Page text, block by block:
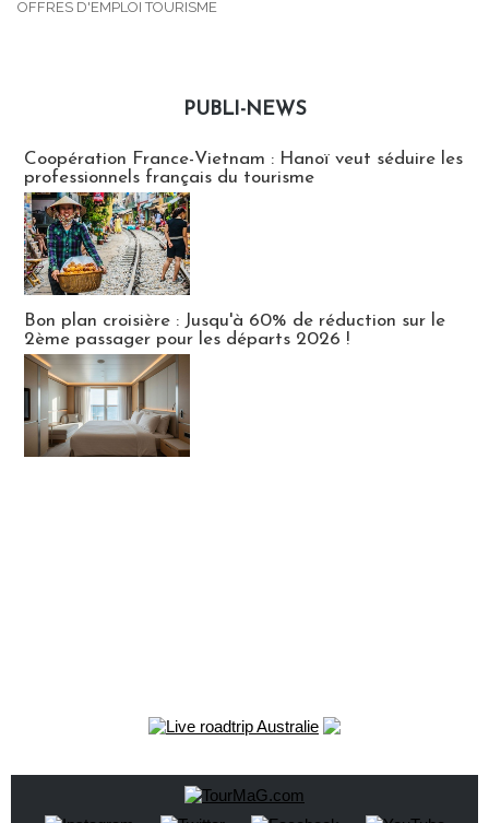
OFFRES D'EMPLOI TOURISME
PUBLI-NEWS
Coopération France-Vietnam : Hanoï veut séduire les
professionnels français du tourisme
Bon plan croisière : Jusqu'à 60% de réduction sur le
2ème passager pour les départs 2026 !